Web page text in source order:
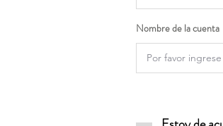
Nombre de la cuenta